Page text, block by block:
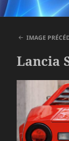
IMAGE
Lancia